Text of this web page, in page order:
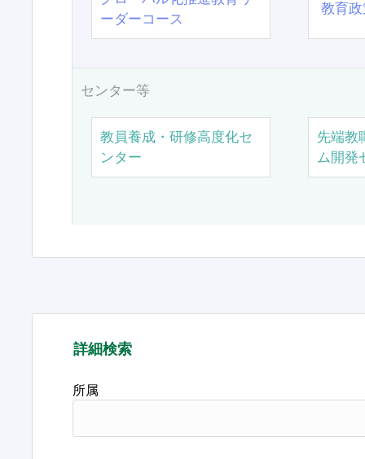
ーダーコース
教育
センター等
教員養成・研修高度化セ
ンター
先端教
ム開発
詳細検索
所属